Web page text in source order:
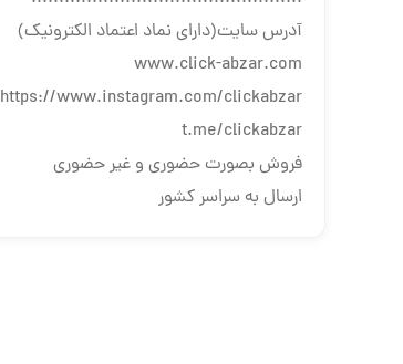
آدرس سایت(دارای نماد اعتماد الکترونیک)
www.click-abzar.com
https://www.instagram.com/clickabzar
t.me/clickabzar
فروش بصورت حضوری و غیر حضوری
ارسال به سراسر کشور